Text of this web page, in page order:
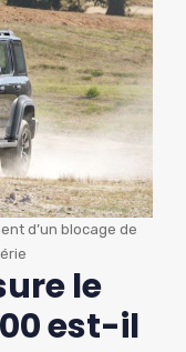
d’un blocage de
le
est-il